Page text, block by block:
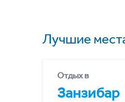
Лучшие
Отдых в
Занзибар